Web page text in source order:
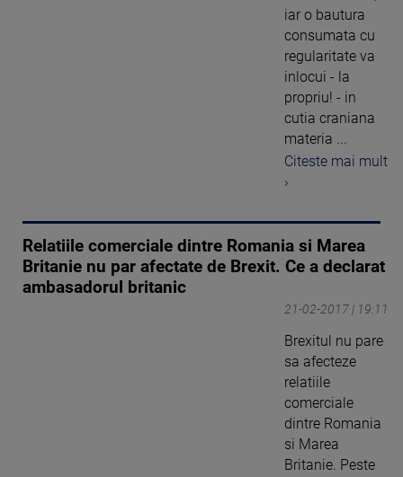
iar o bautura
consumata cu
regularitate va
inlocui - la
propriu! - in
cutia craniana
materia ...
Citeste mai mult
›
Relatiile comerciale dintre Romania si Marea
Britanie nu par afectate de Brexit. Ce a declarat
ambasadorul britanic
21-02-2017 | 19:11
Brexitul nu pare
sa afecteze
relatiile
comerciale
dintre Romania
si Marea
Britanie. Peste